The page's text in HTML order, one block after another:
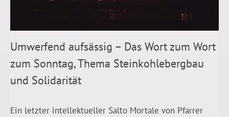
Umwerfend aufsässig – Das Wort zum Wort
zum Sonntag, Thema Steinkohlebergbau
und Solidarität
Ein letzter intellektueller Salto Mortale von Pfarrer